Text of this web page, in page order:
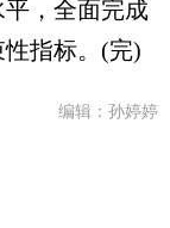
，全面完成
指标。(完)
编辑：孙婷婷